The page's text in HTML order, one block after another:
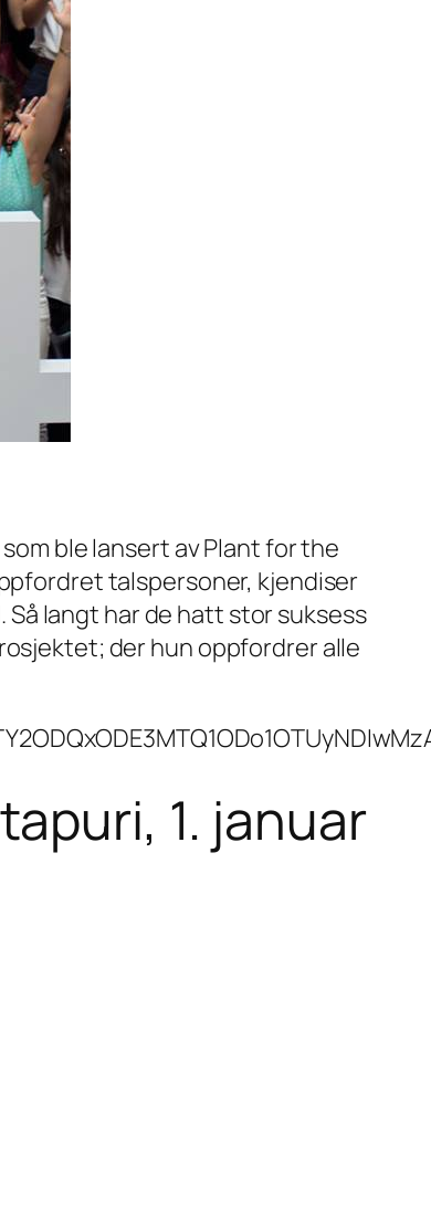
ble lansert av Plant for the
talspersoner, kjendiser
langt har de hatt stor suksess
der hun oppfordrer alle
1. januar